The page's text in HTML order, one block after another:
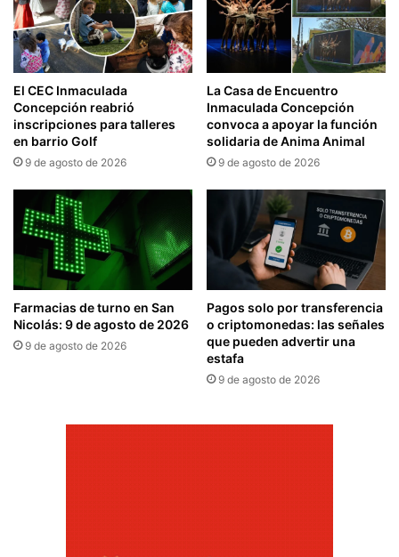
El CEC Inmaculada
Concepción reabrió
inscripciones para talleres
en barrio Golf
9 de agosto de 2026
La Casa de Encuentro
Inmaculada Concepción
convoca a apoyar la función
solidaria de Anima Animal
9 de agosto de 2026
Farmacias de turno en San
Nicolás: 9 de agosto de 2026
9 de agosto de 2026
Pagos solo por transferencia
o criptomonedas: las señales
que pueden advertir una
estafa
9 de agosto de 2026